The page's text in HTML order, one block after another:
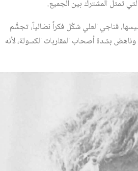
تمثل المشترك بين الجميع.
فناجي العلي شكّل فكراً نضالياً، تجشَّم
بشدة أصحاب المقاربات الكسولة، لأنه